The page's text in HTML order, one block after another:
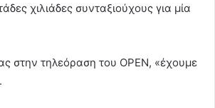
χιλιάδες συνταξιούχους για μία
στην τηλεόραση του OPEN, «έχουμε